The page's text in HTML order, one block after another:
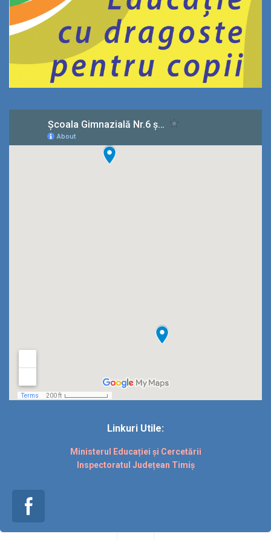
Linkuri Utile:
Ministerul Educației și Cercetării
Inspectoratul Județean Timiș